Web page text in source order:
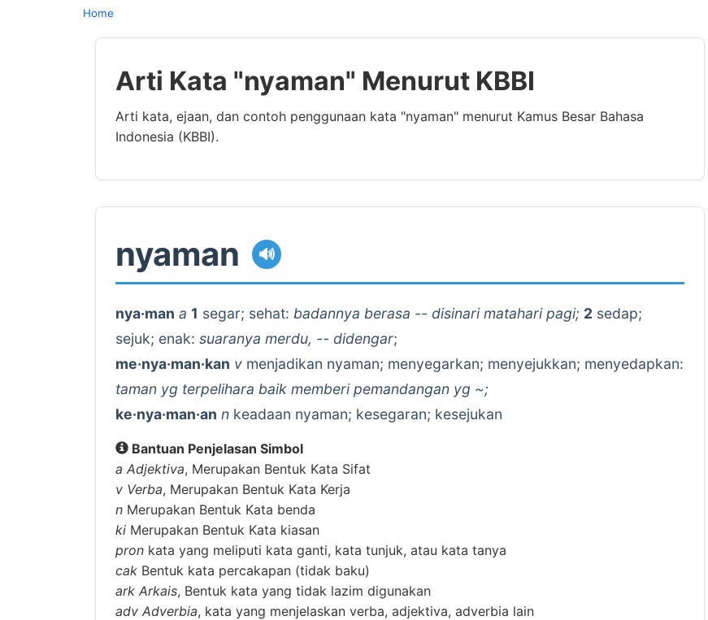
Home
Arti Kata "nyaman" Menurut KBBI
Arti kata, ejaan, dan contoh penggunaan kata "nyaman" menurut Kamus Besar Bahasa
Indonesia (KBBI).
nyaman 🔊
nya·man a 1 segar; sehat: badannya berasa -- disinari matahari pagi; 2 sedap;
sejuk; enak: suaranya merdu, -- didengar;
me·nya·man·kan v menjadikan nyaman; menyegarkan; menyejukkan; menyedapkan:
taman yg terpelihara baik memberi pemandangan yg ~;
ke·nya·man·an n keadaan nyaman; kesegaran; kesejukan
Bantuan Penjelasan Simbol
a Adjektiva, Merupakan Bentuk Kata Sifat
v Verba, Merupakan Bentuk Kata Kerja
n Merupakan Bentuk Kata benda
ki Merupakan Bentuk Kata kiasan
pron kata yang meliputi kata ganti, kata tunjuk, atau kata tanya
cak Bentuk kata percakapan (tidak baku)
ark Arkais, Bentuk kata yang tidak lazim digunakan
adv Adverbia, kata yang menjelaskan verba, adjektiva, adverbia lain